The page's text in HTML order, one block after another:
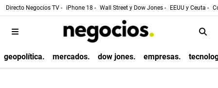
Directo Negocios TV - iPhone 18 - Wall Street y Dow Jones - EEUU y Ceuta -
geopolítica. mercados. dow jones. empresas.